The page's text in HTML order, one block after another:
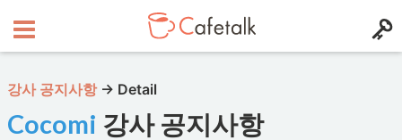
강사 공지사항 → Detail
Cocomi 강사 공지사항